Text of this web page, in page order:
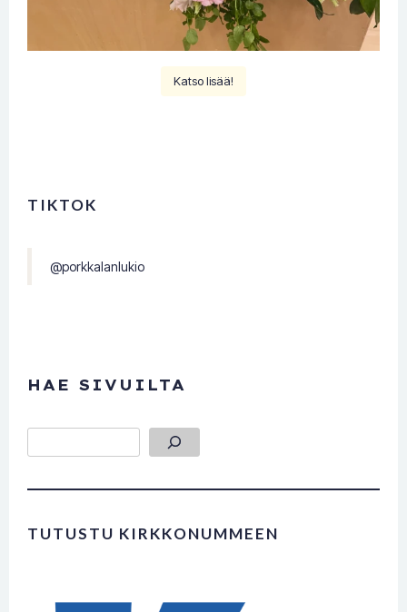
Katso lisää!
TIKTOK
@porkkalanlukio
HAE SIVUILTA
TUTUSTU KIRKKONUMMEEN